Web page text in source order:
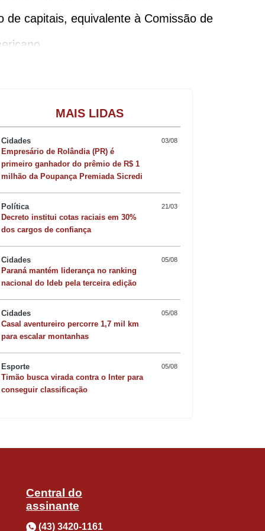
de capitais, equivalente à Comissão de
pela peneira dessas agências. A
na alocação de recursos
se for decretada a perda do grau de
que deparar-se com a elevação de
obrigados a considerar essa
uma barra tão pesada assim?
consistente motor do
retirado o grau de investimento.
faz a República balançar), amparada
Quer sofisticar o
risoto de camarão
MAIS LIDAS
Cidades 03/08
Empresário de Rolândia (PR) é
primeiro ganhador do prêmio de R$ 1
milhão da Poupança Premiada Sicredi
Política 21/03
Decreto institui cotas raciais em 30%
dos cargos de confiança
Cidades 05/08
Paraná mantém liderança no ranking
nacional do Ideb pela terceira edição
Cidades 05/08
Casal aventureiro percorre 1,7 mil km
para escalar montanhas
Esporte 05/08
Timão busca virada contra o Inter para
conseguir classificação
Central do
assinante
(43) 3420-1161